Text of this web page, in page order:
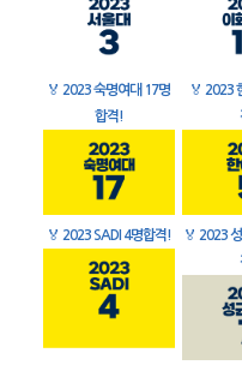
🏅 2023 숙명여대 17명
합격!
🏅 2023
🏅 2023 SADI 4명합격! 🏅 2023